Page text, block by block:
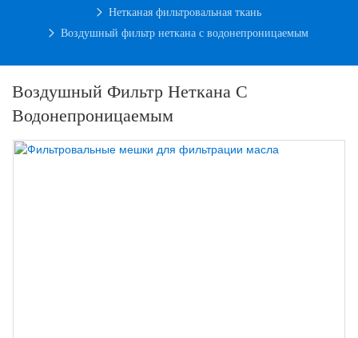
Нетканая фильтровальная ткань
Воздушный фильтр неткана с водонепроницаемым
Воздушный Фильтр Неткана С
Водонепроницаемым